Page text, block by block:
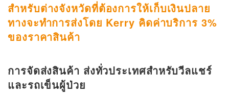
สำหรับต่างจังหวัดที่ต้องการให้เก็บเงินปลาย
ทางจะทำการส่งโดย Kerry คิดค่าบริการ 3%
ของราคาสินค้า
การจัดส่งสินค้า ส่งทั่วประเทศสำหรับวีลแชร์
และรถเข็นผู้ป่วย